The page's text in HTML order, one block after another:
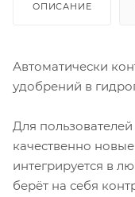
ОПИСАНИЕ
Автоматически
удобрений в
Для
качественно
интегрируется в
берёт на себя